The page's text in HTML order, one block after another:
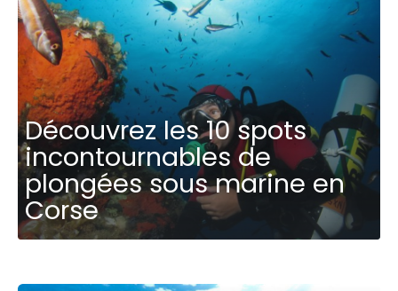
Découvrez les 10 spots
incontournables de
plongées sous marine en
Corse